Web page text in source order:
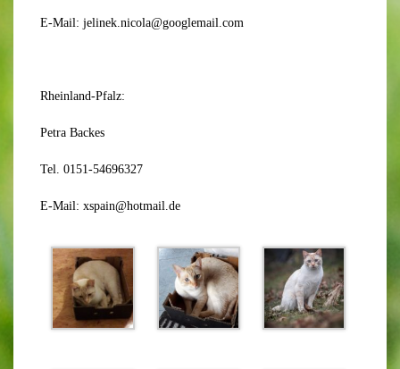
E-Mail: jelinek.nicola@googlemail.com
Rheinland-Pfalz:
Petra Backes
Tel. 0151-54696327
E-Mail: xspain@hotmail.de